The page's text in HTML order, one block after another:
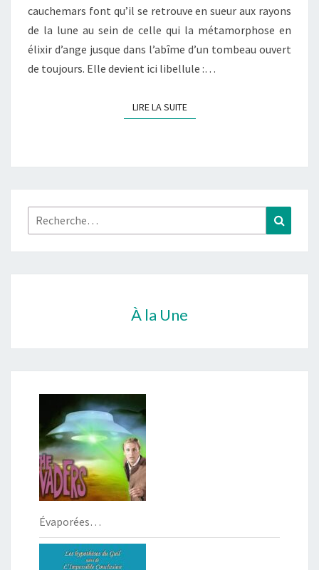
cauchemars font qu’il se retrouve en sueur aux rayons
de la lune au sein de celle qui la métamorphose en
élixir d’ange jusque dans l’abîme d’un tombeau ouvert
de toujours. Elle devient ici libellule :…
LIRE LA SUITELIRE LA SUITE
Rechercher :
À la Une
Évaporées…